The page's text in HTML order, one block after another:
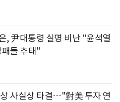
, 尹대통령 실명 비난 "윤석열
들 추태"
사실상 타결…"對美 투자 연